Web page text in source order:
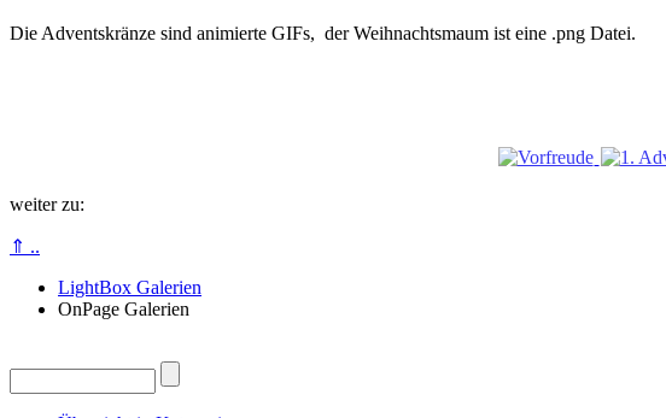
Die Adventskränze sind animierte GIFs, der Weihnachtsmaum ist eine .png Datei.
weiter zu:
⇑ ..
LightBox Galerien
OnPage Galerien